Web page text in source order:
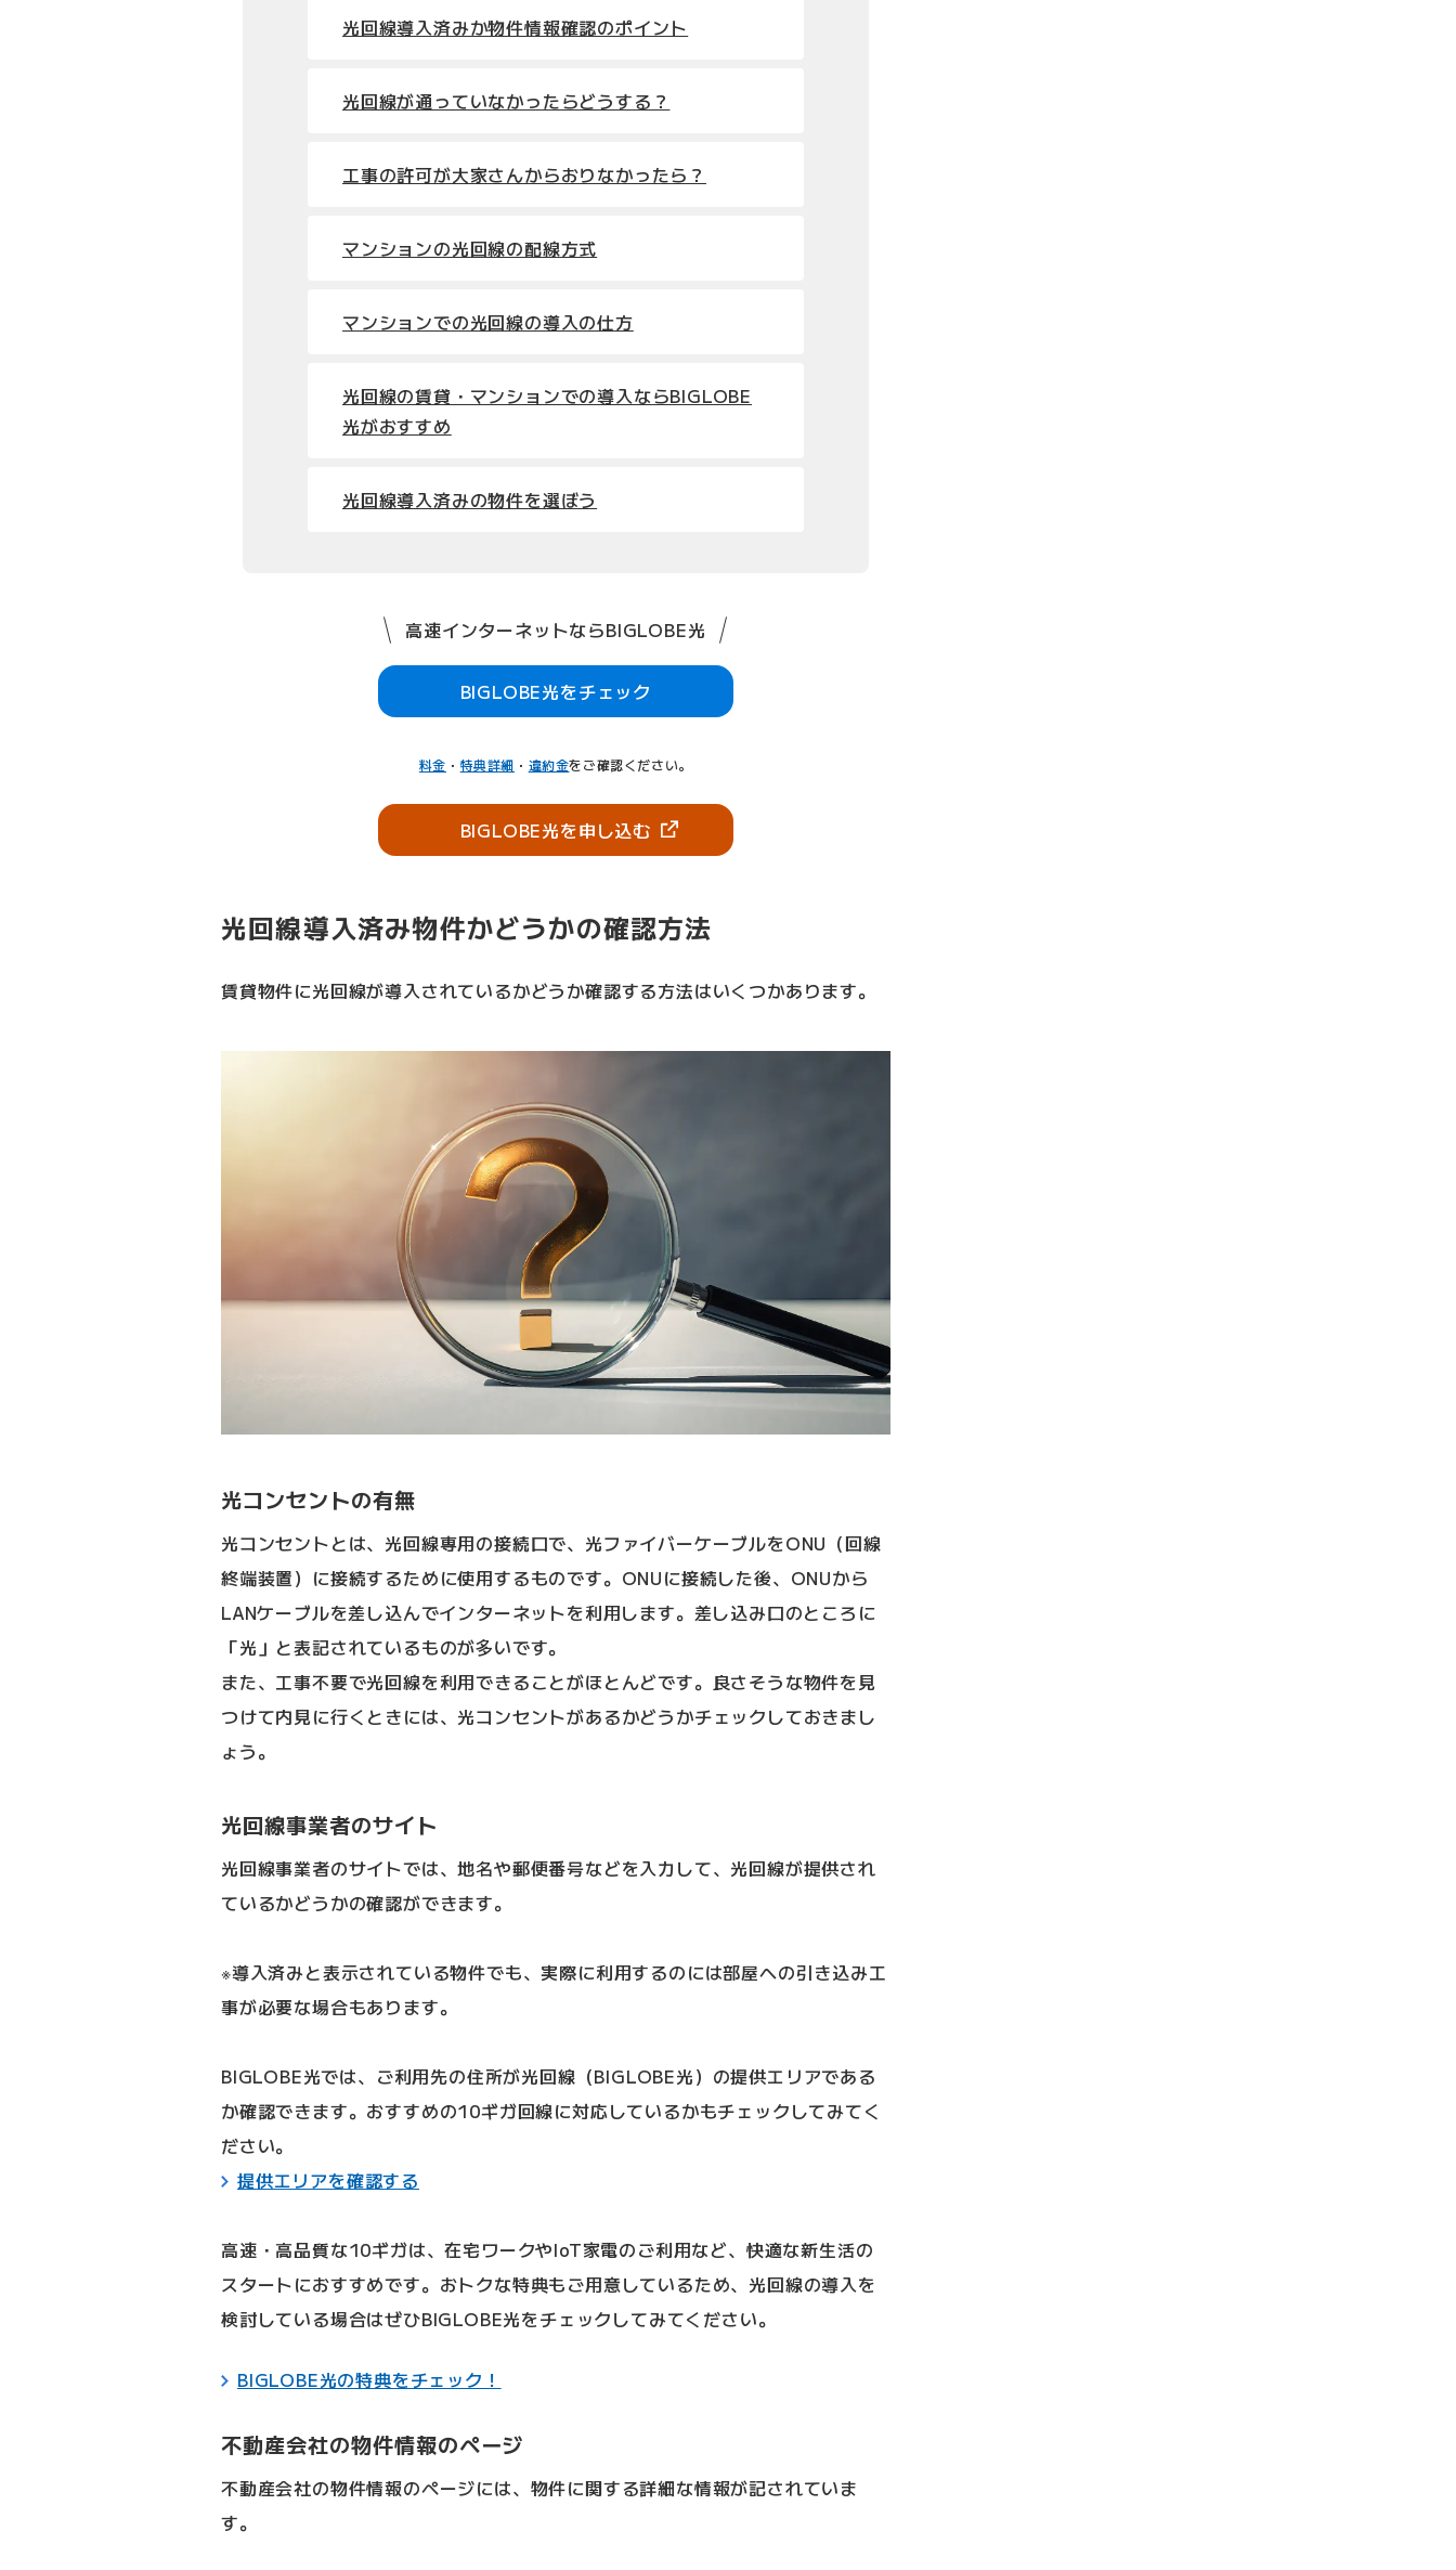
光回線導入済みか物件情報確認のポイント
光回線が通っていなかったらどうする？
工事の許可が大家さんからおりなかったら？
マンションの光回線の配線方式
マンションでの光回線の導入の仕方
光回線の賃貸・マンションでの導入ならBIGLOBE
光がおすすめ
光回線導入済みの物件を選ぼう
高速インターネットならBIGLOBE光
BIGLOBE光をチェック
料金 ・ 特典詳細 ・ 違約金をご確認ください。
BIGLOBE光を申し込む （新しいタブで開きます）
光回線導入済み物件かどうかの確認方法
賃貸物件に光回線が導入されているかどうか確認する方法はいくつかあります。
光コンセントの有無
光コンセントとは、光回線専用の接続口で、光ファイバーケーブルをONU（回線
終端装置）に接続するために使用するものです。ONUに接続した後、ONUから
LANケーブルを差し込んでインターネットを利用します。差し込み口のところに
「光」と表記されているものが多いです。
また、工事不要で光回線を利用できることがほとんどです。良さそうな物件を見
つけて内見に行くときには、光コンセントがあるかどうかチェックしておきまし
ょう。
光回線事業者のサイト
光回線事業者のサイトでは、地名や郵便番号などを入力して、光回線が提供され
ているかどうかの確認ができます。
※導入済みと表示されている物件でも、実際に利用するのには部屋への引き込み工
事が必要な場合もあります。
BIGLOBE光では、ご利用先の住所が光回線（BIGLOBE光）の提供エリアである
か確認できます。おすすめの10ギガ回線に対応しているかもチェックしてみてく
ださい。
提供エリアを確認する
高速・高品質な10ギガは、在宅ワークやIoT家電のご利用など、快適な新生活の
スタートにおすすめです。おトクな特典もご用意しているため、光回線の導入を
検討している場合はぜひBIGLOBE光をチェックしてみてください。
BIGLOBE光の特典をチェック！
不動産会社の物件情報のページ
不動産会社の物件情報のページには、物件に関する詳細な情報が記されていま
す。